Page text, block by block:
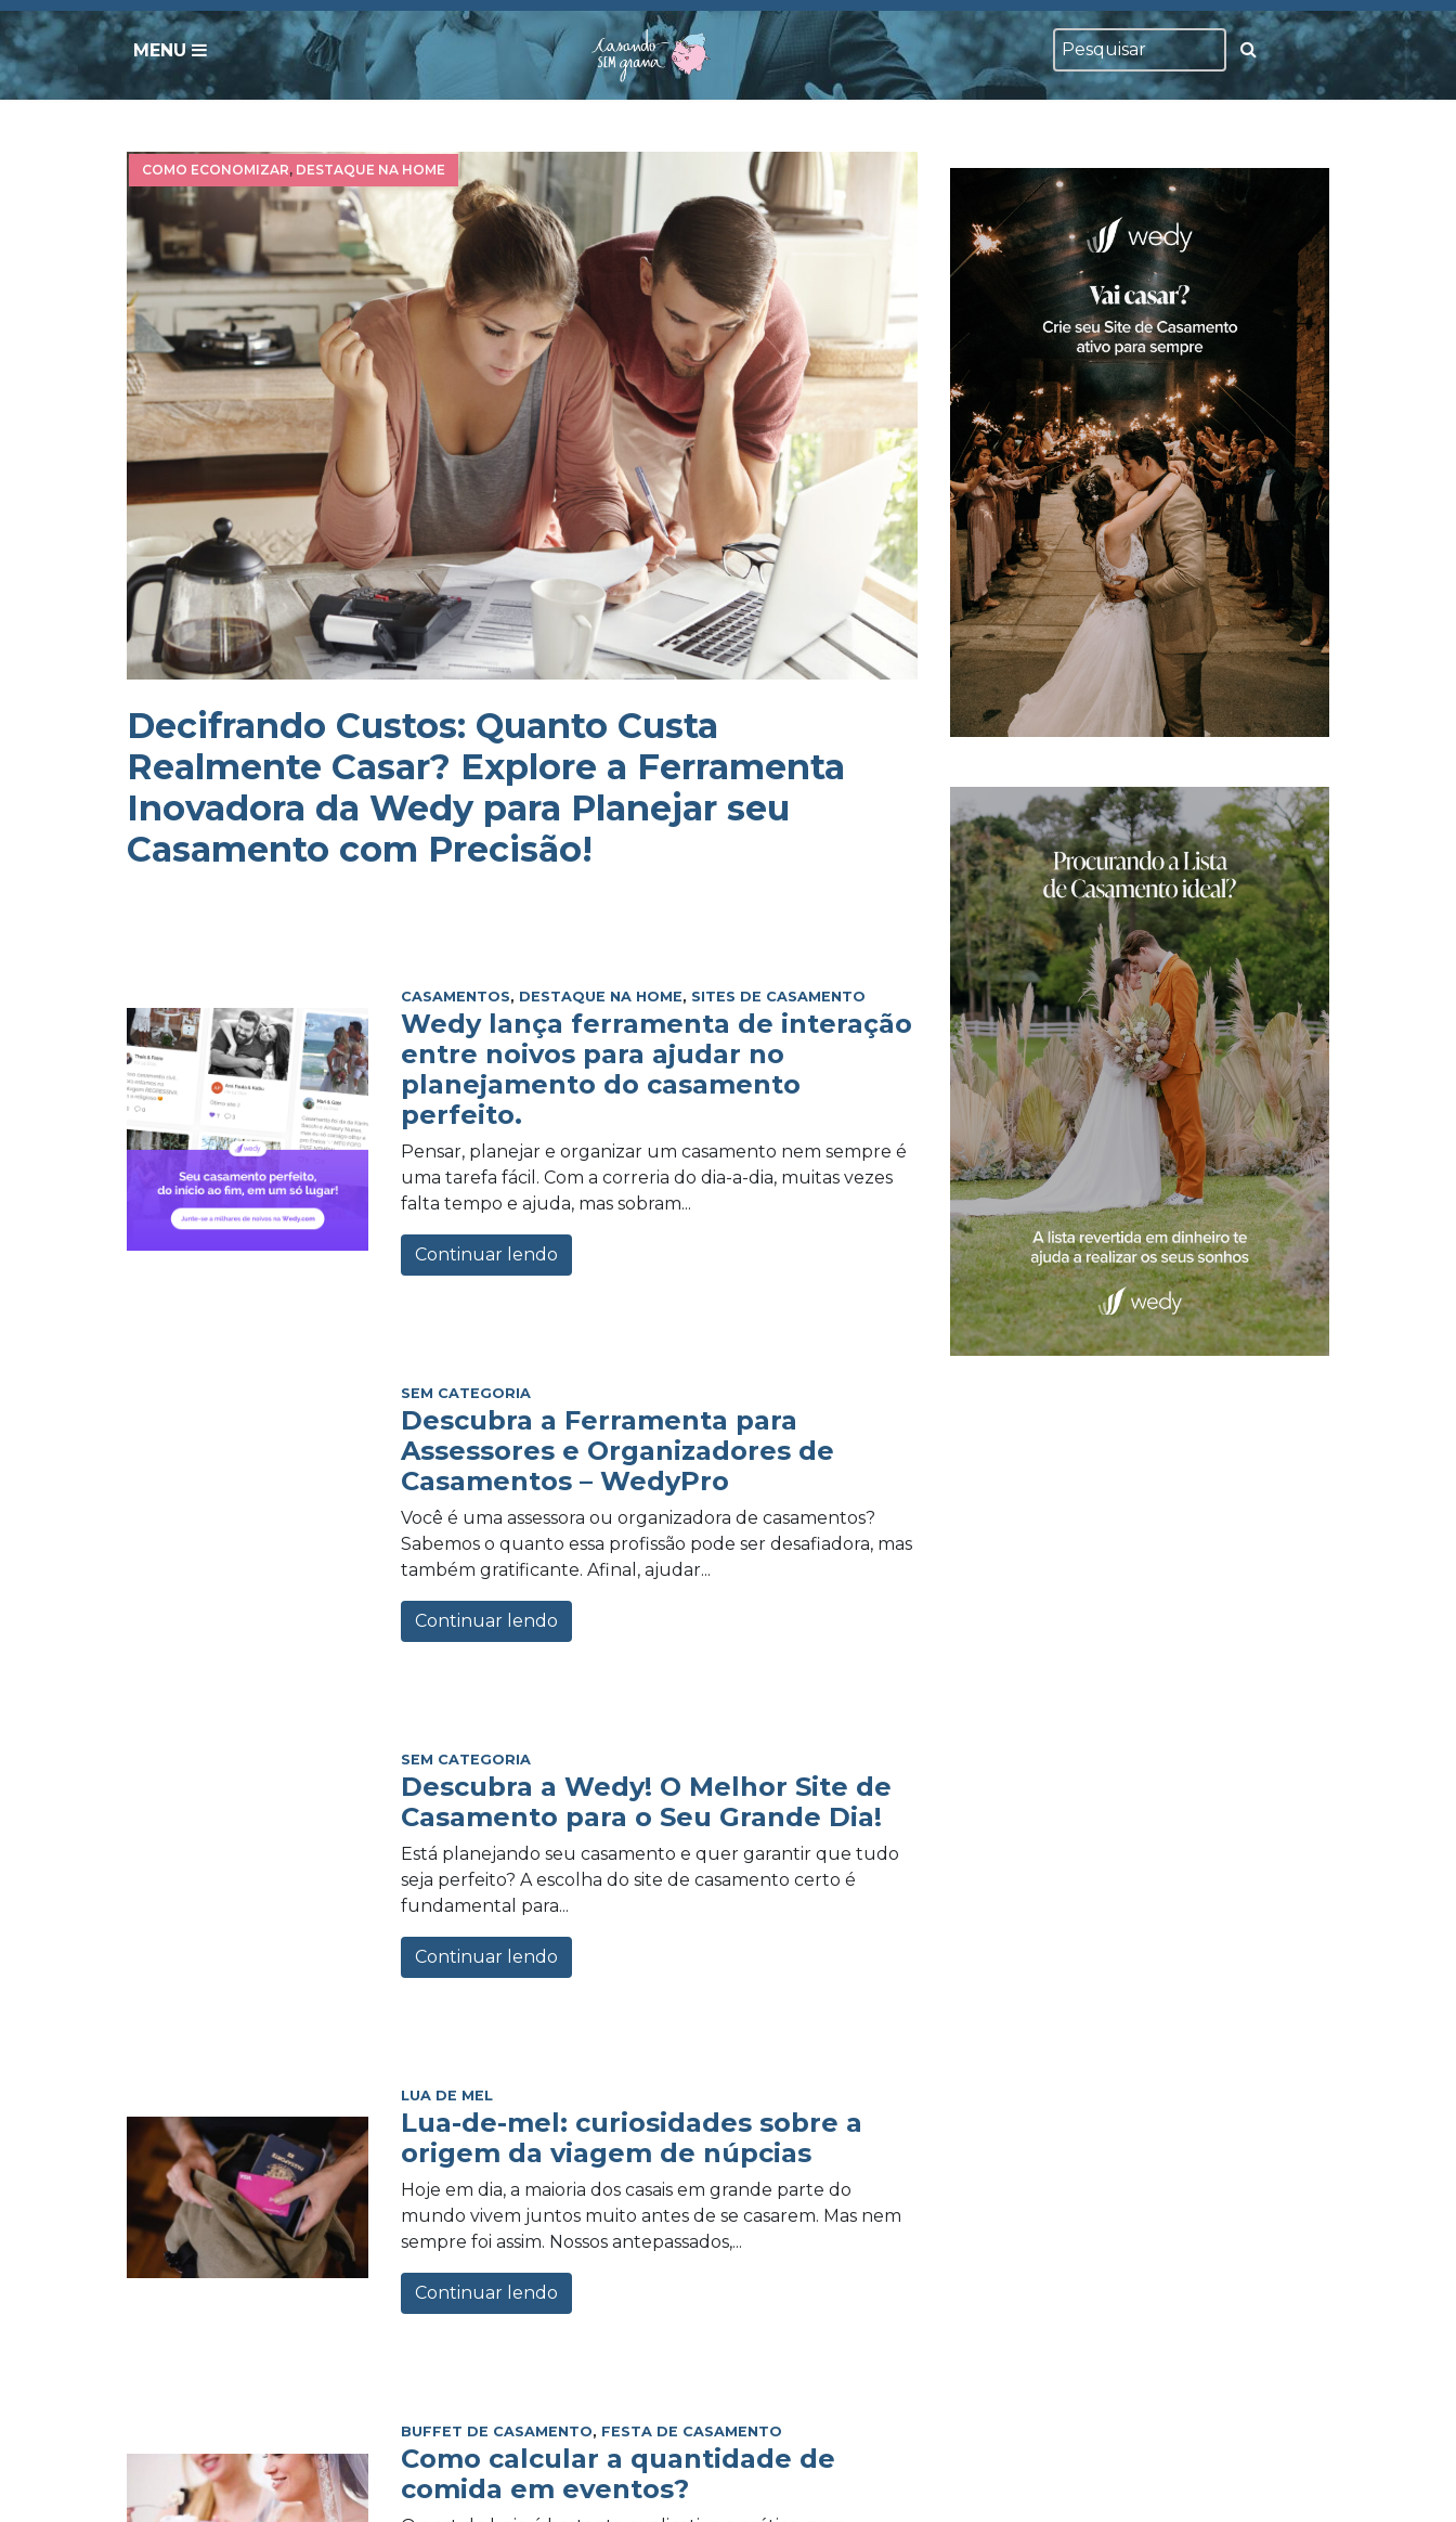
MENU
COMO ECONOMIZAR, DESTAQUE NA HOME
Decifrando Custos: Quanto Custa
Realmente Casar? Explore a Ferramenta
Inovadora da Wedy para Planejar seu
Casamento com Precisão!
CASAMENTOS, DESTAQUE NA HOME, SITES DE CASAMENTO
Wedy lança ferramenta de interação
entre noivos para ajudar no
planejamento do casamento
perfeito.
Pensar, planejar e organizar um casamento nem sempre é
uma tarefa fácil. Com a correria do dia-a-dia, muitas vezes
falta tempo e ajuda, mas sobram...
Continuar lendo
SEM CATEGORIA
Descubra a Ferramenta para
Assessores e Organizadores de
Casamentos – WedyPro
Você é uma assessora ou organizadora de casamentos?
Sabemos o quanto essa profissão pode ser desafiadora, mas
também gratificante. Afinal, ajudar...
Continuar lendo
SEM CATEGORIA
Descubra a Wedy! O Melhor Site de
Casamento para o Seu Grande Dia!
Está planejando seu casamento e quer garantir que tudo
seja perfeito? A escolha do site de casamento certo é
fundamental para...
Continuar lendo
LUA DE MEL
Lua-de-mel: curiosidades sobre a
origem da viagem de núpcias
Hoje em dia, a maioria dos casais em grande parte do
mundo vivem juntos muito antes de se casarem. Mas nem
sempre foi assim. Nossos antepassados,...
Continuar lendo
BUFFET DE CASAMENTO, FESTA DE CASAMENTO
Como calcular a quantidade de
comida em eventos?